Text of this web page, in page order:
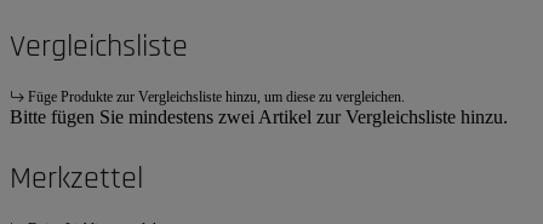
Vergleichsliste
Füge Produkte zur Vergleichsliste hinzu, um diese zu vergleichen.
Bitte fügen Sie mindestens zwei Artikel zur Vergleichsliste hinzu.
Merkzettel